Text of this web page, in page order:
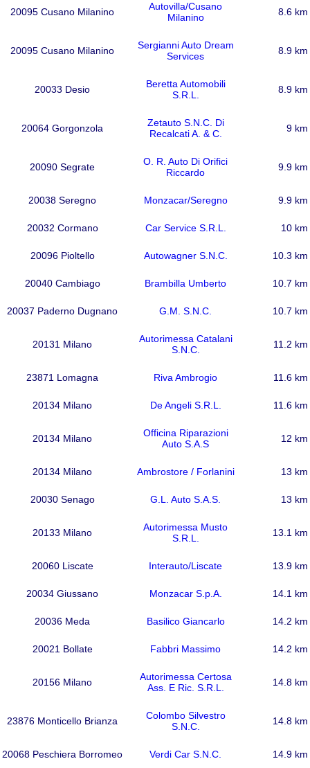
20095 Cusano Milanino
Autovilla/Cusano
Milanino
8.6 km
20095 Cusano Milanino
Sergianni Auto Dream
Services
8.9 km
20033 Desio
Beretta Automobili
S.R.L.
8.9 km
20064 Gorgonzola
Zetauto S.N.C. Di
Recalcati A. & C.
9 km
20090 Segrate
O. R. Auto Di Orifici
Riccardo
9.9 km
20038 Seregno Monzacar/Seregno 9.9 km
20032 Cormano Car Service S.R.L. 10 km
20096 Pioltello Autowagner S.N.C. 10.3 km
20040 Cambiago Brambilla Umberto 10.7 km
20037 Paderno Dugnano G.M. S.N.C. 10.7 km
20131 Milano
Autorimessa Catalani
S.N.C.
11.2 km
23871 Lomagna Riva Ambrogio 11.6 km
20134 Milano De Angeli S.R.L. 11.6 km
20134 Milano
Officina Riparazioni
Auto S.A.S
12 km
20134 Milano Ambrostore / Forlanini 13 km
20030 Senago G.L. Auto S.A.S. 13 km
20133 Milano
Autorimessa Musto
S.R.L.
13.1 km
20060 Liscate Interauto/Liscate 13.9 km
20034 Giussano Monzacar S.p.A. 14.1 km
20036 Meda Basilico Giancarlo 14.2 km
20021 Bollate Fabbri Massimo 14.2 km
20156 Milano
Autorimessa Certosa
Ass. E Ric. S.R.L.
14.8 km
23876 Monticello Brianza
Colombo Silvestro
S.N.C.
14.8 km
20068 Peschiera Borromeo Verdi Car S.N.C. 14.9 km